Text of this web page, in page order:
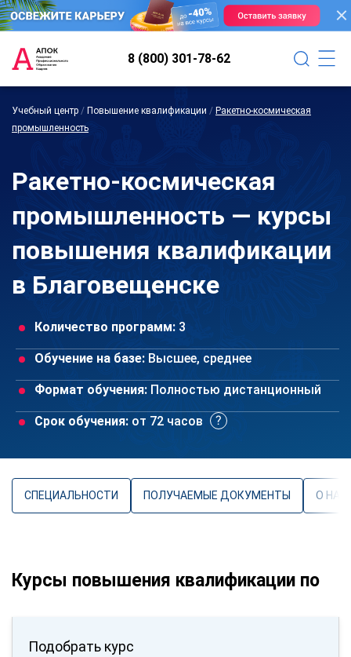
8 (800) 301-78-62
Учебный центр / Повышение квалификации / Ракетно-космическая
промышленность
Ракетно-космическая
промышленность — курсы
повышения квалификации
в Благовещенске
Количество программ: 3
Обучение на базе: Высшее, среднее
Формат обучения: Полностью дистанционный
Срок обучения: от 72 часов
СПЕЦИАЛЬНОСТИ ПОЛУЧАЕМЫЕ ДОКУМЕНТЫ О
Курсы повышения квалификации по
Подобрать курс